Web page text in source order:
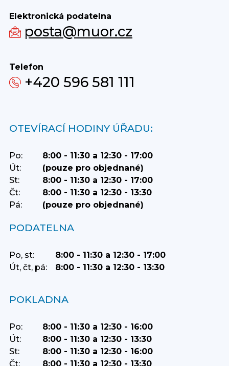
Elektronická podatelna
posta@muor.cz
Telefon
+420 596 581 111
OTEVÍRACÍ HODINY ÚŘADU:
Po:
8:00 - 11:30 a 12:30 - 17:00
Út:
(pouze pro objednané)
St:
8:00 - 11:30 a 12:30 - 17:00
Čt:
8:00 - 11:30 a 12:30 - 13:30
Pá:
(pouze pro objednané)
PODATELNA
Po, st:
8:00 - 11:30 a 12:30 - 17:00
Út, čt, pá:
8:00 - 11:30 a 12:30 - 13:30
POKLADNA
Po:
8:00 - 11:30 a 12:30 - 16:00
Út:
8:00 - 11:30 a 12:30 - 13:30
St:
8:00 - 11:30 a 12:30 - 16:00
Čt:
8:00 - 11:30 a 12:30 - 13:30